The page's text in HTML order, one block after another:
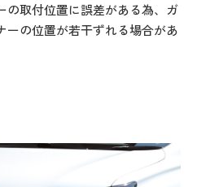
取付位置に誤差がある為、ガ
ーの位置が若干ずれる場合があ